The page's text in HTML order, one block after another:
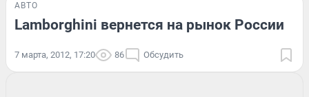
АВТО
Lamborghini вернется на рынок России
7 марта, 2012, 17:20 86 Обсудить